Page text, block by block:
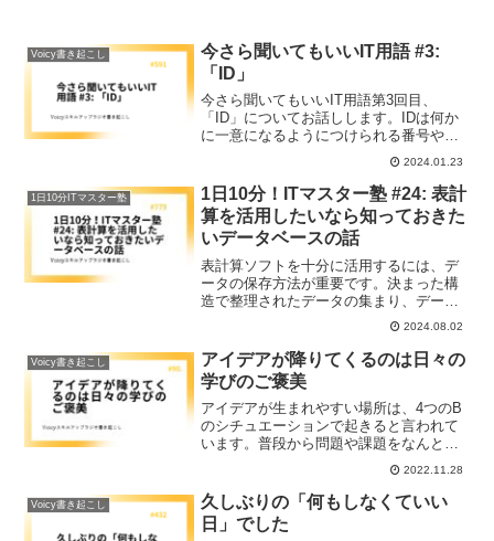
Voicy書き起こし
今さら聞いてもいいIT用語 #3:
「ID」
今さら聞いてもいいIT用語第3回目、
「ID」についてお話しします。IDは何か
に一意になるようにつけられる番号や文
字列のことです。元はidentifireという言
葉で、日本語では「識別子」という言葉
があてられています。このIDよって、例
えばユーザーや荷物などを特定し、混乱
を防いでくれる役割を持っています。み
なさんもお仕事で使っているデータにID
をつけてみるのを試してみてくさい。
2024.01.23
1日10分ITマスター塾
1日10分！ITマスター塾 #24: 表計
算を活用したいなら知っておきた
いデータベースの話
表計算ソフトを十分に活用するには、デ
ータの保存方法が重要です。決まった構
造で整理されたデータの集まり、データ
ベースの考え方、テーブル形式にデータ
を置く７つのルールを解説します。
2024.08.02
Voicy書き起こし
アイデアが降りてくるのは日々の
学びのご褒美
アイデアが生まれやすい場所は、4つのB
のシチュエーションで起きると言われて
います。普段から問題や課題をなんとか
したいと感じつづけていること、そのた
めにインプット・アウトプットを日々繰
り返しておくことで脳がご褒美としてア
イデアをくれます。
2022.11.28
Voicy書き起こし
久しぶりの「何もしなくていい
日」でした